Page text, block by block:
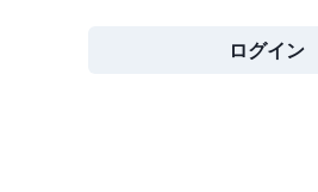
ログイン